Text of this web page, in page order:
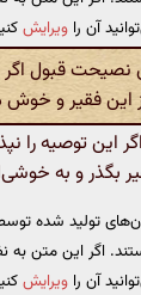
آن را ویرایش
نصیحت قبول اگر
این فقیر و خوش
این توصیه را
بگذر و به
تولید شده
اگر این متن
آن را ویرایش